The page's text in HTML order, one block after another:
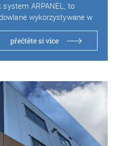
system ARPANEL, to
wykorzystywane w
přečtěte si více